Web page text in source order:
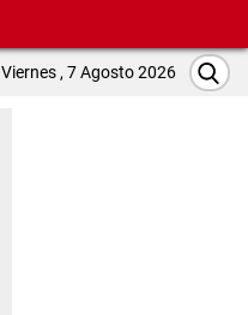
Viernes , 7 Agosto 2026